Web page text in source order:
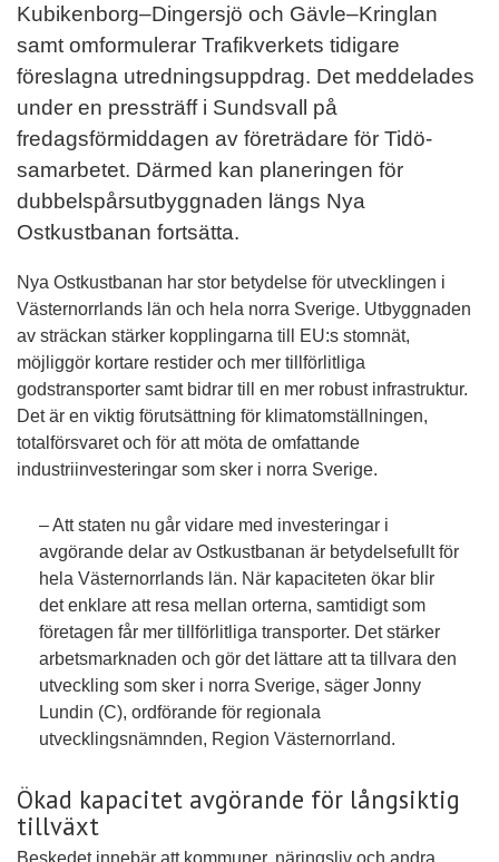
Kubikenborg–Dingersjö och Gävle–Kringlan
samt omformulerar Trafikverkets tidigare
föreslagna utredningsuppdrag. Det meddelades
under en pressträff i Sundsvall på
fredagsförmiddagen av företrädare för Tidö-
samarbetet. Därmed kan planeringen för
dubbelspårsutbyggnaden längs Nya
Ostkustbanan fortsätta.
Nya Ostkustbanan har stor betydelse för utvecklingen i
Västernorrlands län och hela norra Sverige. Utbyggnaden
av sträckan stärker kopplingarna till EU:s stomnät,
möjliggör kortare restider och mer tillförlitliga
godstransporter samt bidrar till en mer robust infrastruktur.
Det är en viktig förutsättning för klimatomställningen,
totalförsvaret och för att möta de omfattande
industriinvesteringar som sker i norra Sverige.
– Att staten nu går vidare med investeringar i
avgörande delar av Ostkustbanan är betydelsefullt för
hela Västernorrlands län. När kapaciteten ökar blir
det enklare att resa mellan orterna, samtidigt som
företagen får mer tillförlitliga transporter. Det stärker
arbetsmarknaden och gör det lättare att ta tillvara den
utveckling som sker i norra Sverige, säger Jonny
Lundin (C), ordförande för regionala
utvecklingsnämnden, Region Västernorrland.
Ökad kapacitet avgörande för långsiktig
tillväxt
Beskedet innebär att kommuner, näringsliv och andra